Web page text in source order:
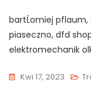
bartĹomiej
piaseczno, dfd
elektromechanik
Kwi 17, 2023